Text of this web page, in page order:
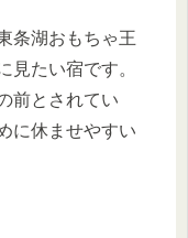
条湖おもちゃ王
見たい宿です。
前とされてい
に休ませやすい